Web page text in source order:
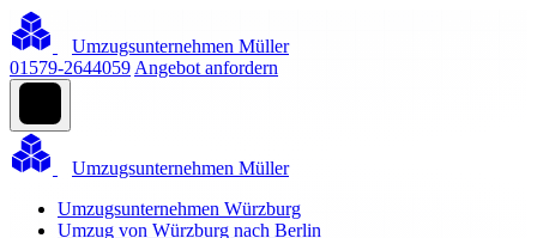
Umzugsunternehmen Müller
01579-2644059 Angebot anfordern
Umzugsunternehmen Müller
Umzugsunternehmen Würzburg
Umzug von Würzburg nach Berlin